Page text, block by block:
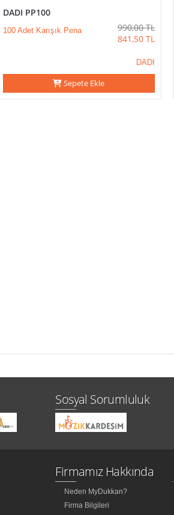
DADI PP100
100 Adet Karışık Pena 990,00 TL
841,50 TL
DADI
Sepete Ekle
Sosyal Sorumluluk
Firmamız Hakkında
Neden MyDukkan?
Firma Bilgileri